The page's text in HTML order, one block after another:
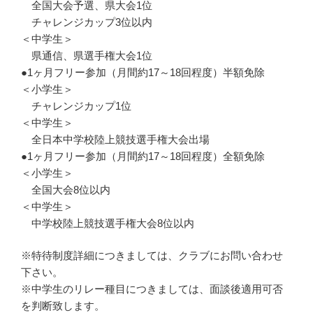
全国大会予選、県大会1位
チャレンジカップ3位以内
＜中学生＞
県通信、県選手権大会1位
●1ヶ月フリー参加（月間約17～18回程度）半額免除
＜小学生＞
チャレンジカップ1位
＜中学生＞
全日本中学校陸上競技選手権大会出場
●1ヶ月フリー参加（月間約17～18回程度）全額免除
＜小学生＞
全国大会8位以内
＜中学生＞
中学校陸上競技選手権大会8位以内
※特待制度詳細につきましては、クラブにお問い合わせ
下さい。
※中学生のリレー種目につきましては、面談後適用可否
を判断致します。